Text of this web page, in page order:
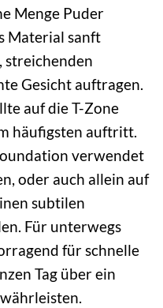
Menge Puder
Material sanft
streichenden
Gesicht auftragen.
auf die T-Zone
häufigsten auftritt.
verwendet
oder auch allein auf
subtilen
Für unterwegs
für schnelle
Tag über ein